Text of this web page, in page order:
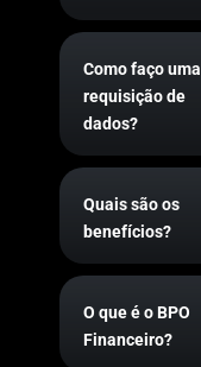
Como faço uma
requisição de
dados?
Quais são os
benefícios?
O que é o BPO
Financeiro?